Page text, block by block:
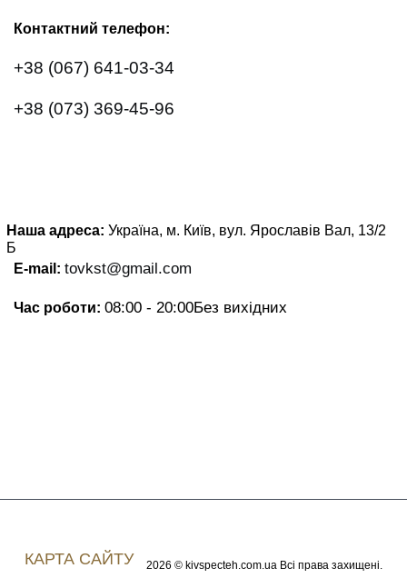
Контактний телефон:
+38 (067) 641-03-34
+38 (073) 369-45-96
Наша адреса: Україна, м. Київ, вул. Ярославів Вал, 13/2
Б
E-mail: tovkst@gmail.com
Час роботи: 08:00 - 20:00Без вихідних
КАРТА САЙТУ 2026 © kivspecteh.com.ua Всі права захищені.